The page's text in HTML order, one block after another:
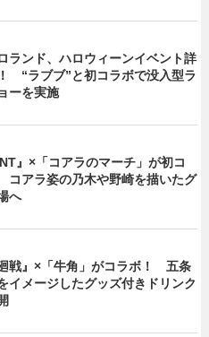
ランド、ハロウィーンイベント詳
“ラブブ”と初コラボで没入型ラ
ーを実施
』×「コアラのマーチ」が初コ
アラ姿の乃木や野崎を描いたグ
へ
廻戦』×「牛角」がコラボ！ 五条
イメージしたグッズ付きドリンク